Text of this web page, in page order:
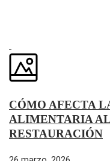
CÓMO AFECTA
ALIMENTARIA
RESTAURACIÓN